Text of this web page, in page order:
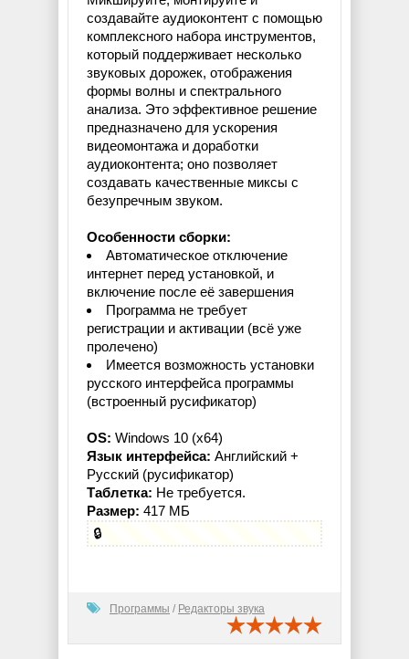
создавайте аудиоконтент с помощью
комплексного набора инструментов,
который поддерживает несколько
звуковых дорожек, отображения
формы волны и спектрального
анализа. Это эффективное решение
предназначено для ускорения
видеомонтажа и доработки
аудиоконтента; оно позволяет
создавать качественные миксы с
безупречным звуком.
Особенности сборки:
Автоматическое отключение
интернет перед установкой, и
включение после её завершения
Программа не требует
регистрации и активации (всё уже
пролечено)
Имеется возможность установки
русского интерфейса программы
(встроенный русификатор)
OS: Windows 10 (x64)
Язык интерфейса: Английский +
Русский (русификатор)
Таблетка: Не требуется.
Размер: 417 МБ
🔒
Программы / Редакторы звука